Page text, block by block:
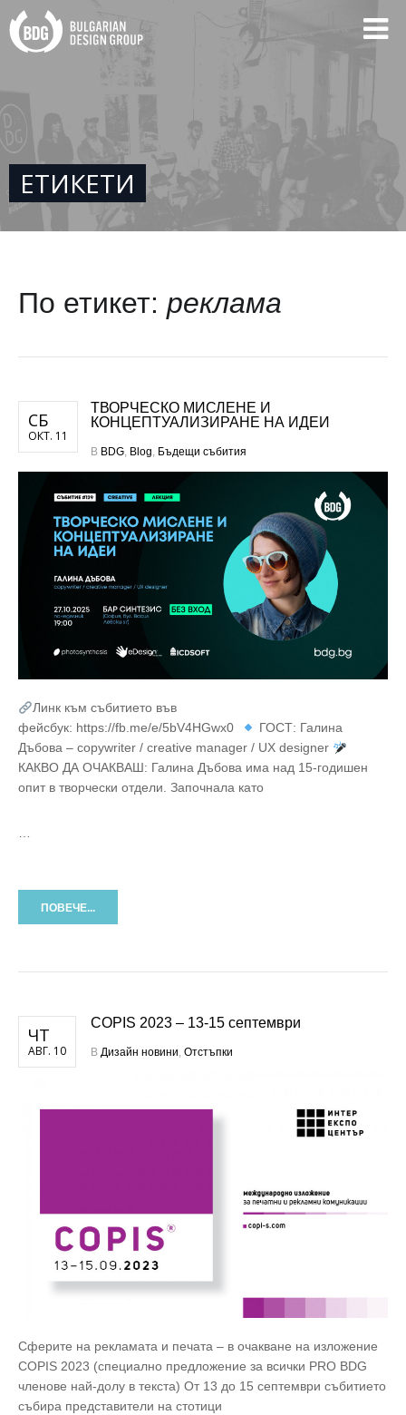
ЕТИКЕТИ
По етикет: реклама
СБ
ОКТ. 11
ТВОРЧЕСКО МИСЛЕНЕ И
КОНЦЕПТУАЛИЗИРАНЕ НА ИДЕИ
В BDG, Blog, Бъдещи събития
Линк към събитието във
фейсбук: https://fb.me/e/5bV4HGwx0
ГОСТ: Галина
Дъбова – copywriter / creative manager / UX designer
КАКВО ДА ОЧАКВАШ: Галина Дъбова има над 15-годишен
опит в творчески отдели. Започнала като
…
ПОВЕЧЕ...
ЧТ
АВГ. 10
COPIS 2023 – 13-15 септември
В Дизайн новини, Отстъпки
Сферите на рекламата и печата – в очакване на изложение
COPIS 2023 (специално предложение за всички PRO BDG
членове най-долу в текста) От 13 до 15 септември събитието
събира представители на стотици